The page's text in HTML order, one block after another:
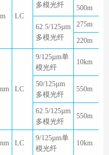
LC
多模光纤
500m
62.5/125µm
多模光纤
275m
220m
LC
9/125µm单
模光纤
10km
50/125µm
多模光纤
550m
62.5/125µm
多模光纤
550m
LC
9/125µm单
模光纤
10km